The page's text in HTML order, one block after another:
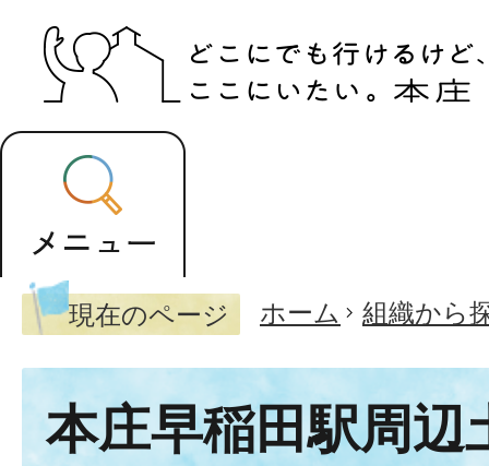
現在のページ ホーム 組織から
本庄早稲田駅周辺